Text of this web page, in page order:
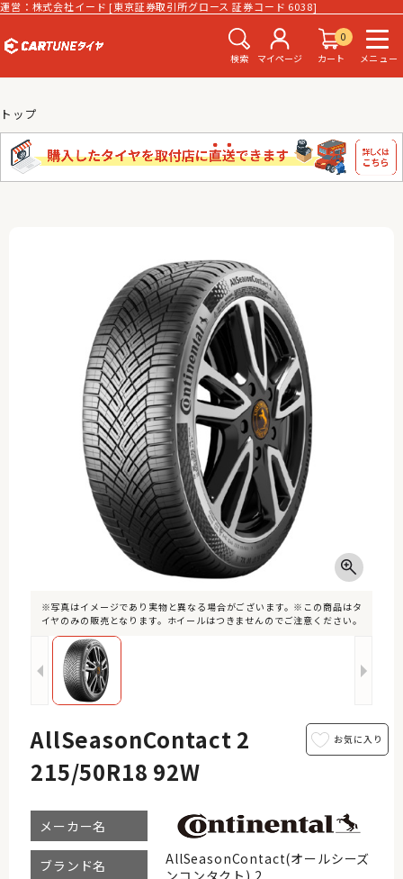
運営：株式会社イード [東京証券取引所グロース 証券コード 6038]
検索 マイページ
0
カート
メニュー
トップ
※写真はイメージであり実物と異なる場合がございます。※この商品はタ
イヤのみの販売となります。ホイールはつきませんのでご注意ください。
AllSeasonContact 2
215/50R18 92W
メーカー名
ブランド名
AllSeasonContact(オールシーズ